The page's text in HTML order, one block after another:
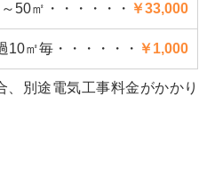
～50㎡・・・・・・ ￥33,000
10㎡毎・・・・・・ ￥1,000
別途電気工事料金がかかり